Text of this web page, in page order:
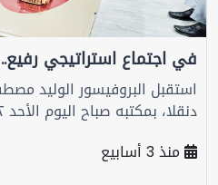
في اجتماع استراتيجي
استقبل البروفيسور الوليد
دنقلا، بمكتبه صباح اليوم الأحد ١٢ يوليو ٢٠٢٦م، ا...
منذ 3 أسابيع